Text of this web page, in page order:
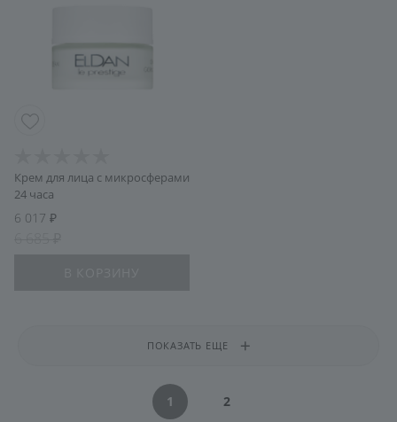
Крем для лица с микросферами
24 часа
6 017
ПОКАЗАТЬ ЕЩЕ
1 2